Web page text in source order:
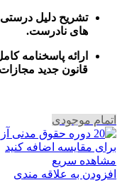
تشریح دلیل
های نادرست.
ارائه پاسخنامه
قانون جدید
اتمام موجودی
برای مقایسه اضافه کنید
مشاهده سریع
افزودن به علاقه مندی